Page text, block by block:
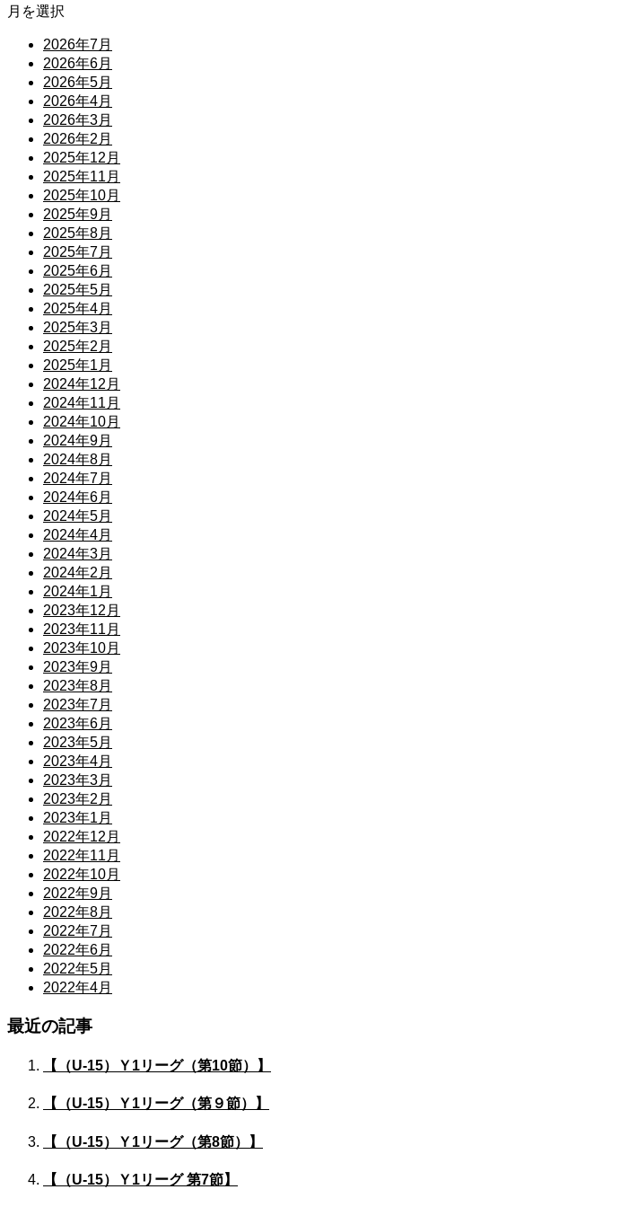
月を選択
2026年7月
2026年6月
2026年5月
2026年4月
2026年3月
2026年2月
2025年12月
2025年11月
2025年10月
2025年9月
2025年8月
2025年7月
2025年6月
2025年5月
2025年4月
2025年3月
2025年2月
2025年1月
2024年12月
2024年11月
2024年10月
2024年9月
2024年8月
2024年7月
2024年6月
2024年5月
2024年4月
2024年3月
2024年2月
2024年1月
2023年12月
2023年11月
2023年10月
2023年9月
2023年8月
2023年7月
2023年6月
2023年5月
2023年4月
2023年3月
2023年2月
2023年1月
2022年12月
2022年11月
2022年10月
2022年9月
2022年8月
2022年7月
2022年6月
2022年5月
2022年4月
最近の記事
【（U-15）Ｙ1リーグ（第10節）】
【（U-15）Ｙ1リーグ（第９節）】
【（U-15）Ｙ1リーグ（第8節）】
【（U-15）Ｙ1リーグ 第7節】